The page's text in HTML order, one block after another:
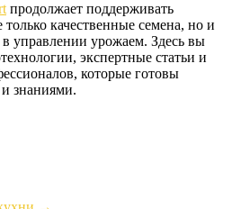
продолжает поддерживать
качественные семена, но и
управлении урожаем. Здесь вы
экспертные статьи и
которые готовы
знаниями.